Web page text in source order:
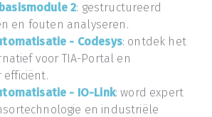
2: gestructureerd
en fouten analyseren.
- Codesys: ontdek het
voor TIA-Portal en
efficiënt.
- IO-Link: word expert
en industriële